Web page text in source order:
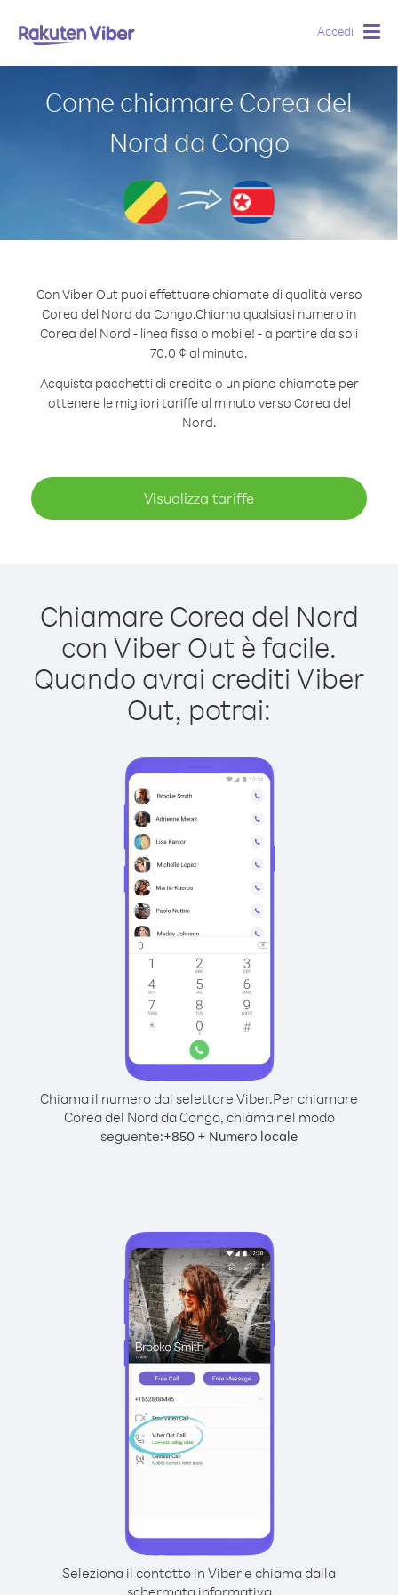
Accedi
Come chiamare Corea del
Nord da Congo
Con Viber Out puoi effettuare chiamate di qualità verso
Corea del Nord da Congo.Chiama qualsiasi numero in
Corea del Nord - linea fissa o mobile! - a partire da soli
70.0 ¢ al minuto.
Acquista pacchetti di credito o un piano chiamate per
ottenere le migliori tariffe al minuto verso Corea del
Nord.
Visualizza tariffe
Chiamare Corea del Nord
con Viber Out è facile.
Quando avrai crediti Viber
Out, potrai:
Chiama il numero dal selettore Viber.Per chiamare
Corea del Nord da Congo, chiama nel modo
seguente:+850 + Numero locale
Seleziona il contatto in Viber e chiama dalla
schermata informativa